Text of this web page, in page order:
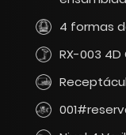
4 formas
RX-003 4D